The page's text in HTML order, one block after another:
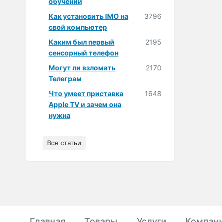
Как установить IMO на
свой компьютер
3796
Каким был первый
сенсорный телефон
2195
Могут ли взломать
Телеграм
2170
Что умеет приставка
Apple TV и зачем она
нужна
1648
Все статьи